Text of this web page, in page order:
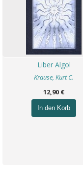
Liber Algol
Krause, Kurt C.
12,90 €
In den Korb